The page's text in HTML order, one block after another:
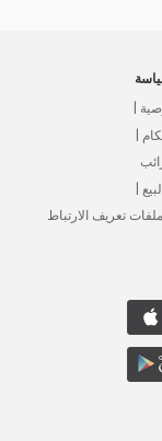
|
|
|
تعريف الارتباط